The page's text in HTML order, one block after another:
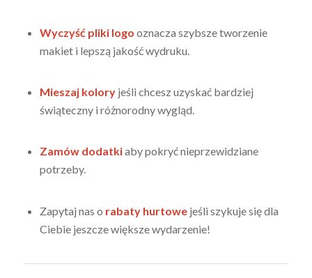
Wyczyść pliki logo oznacza szybsze tworzenie
makiet i lepszą jakość wydruku.
Mieszaj koloryjeśli chcesz uzyskać bardziej
świąteczny i różnorodny wygląd.
Zamów dodatkiaby pokryć nieprzewidziane
potrzeby.
Zapytaj nas o rabaty hurtowejeśli szykuje się dla
Ciebie jeszcze większe wydarzenie!